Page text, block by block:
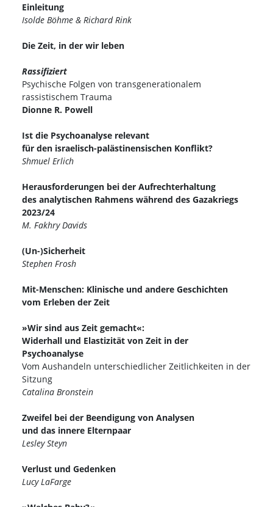
Einleitung
Isolde Böhme & Richard Rink
Die Zeit, in der wir leben
Rassifiziert
Psychische Folgen von transgenerationalem
rassistischem Trauma
Dionne R. Powell
Ist die Psychoanalyse relevant
für den israelisch-palästinensischen Konflikt?
Shmuel Erlich
Herausforderungen bei der Aufrechterhaltung
des analytischen Rahmens während des Gazakriegs
2023/24
M. Fakhry Davids
(Un-)Sicherheit
Stephen Frosh
Mit-Menschen: Klinische und andere Geschichten
vom Erleben der Zeit
»Wir sind aus Zeit gemacht«:
Widerhall und Elastizität von Zeit in der
Psychoanalyse
Vom Aushandeln unterschiedlicher Zeitlichkeiten in der
Sitzung
Catalina Bronstein
Zweifel bei der Beendigung von Analysen
und das innere Elternpaar
Lesley Steyn
Verlust und Gedenken
Lucy LaFarge